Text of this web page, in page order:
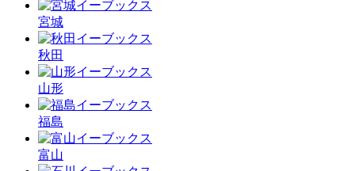
宮城
秋田
山形
福島
富山